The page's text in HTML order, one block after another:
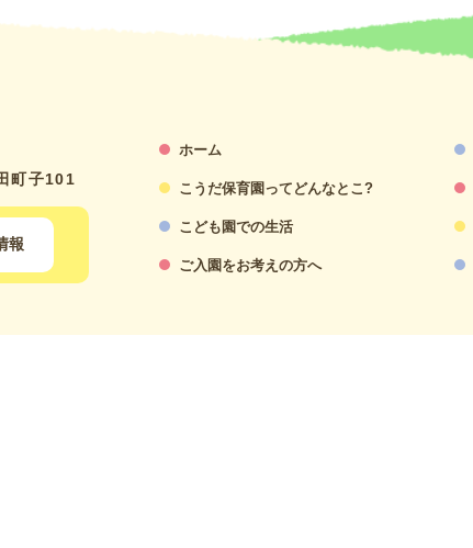
町子101
報
ホーム
こうだ保育園ってどんなとこ?
こども園での生活
ご入園をお考えの方へ